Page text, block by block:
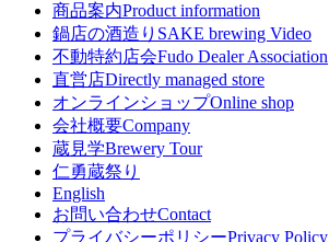
商品案内Product information
鍋店の酒造り SAKE brewing Video
不動特約店会Fudo Dealer Association
直営店Directly managed store
オンラインショップOnline shop
会社概要Company
蔵見学Brewery Tour
仁勇蔵祭り
English
お問い合わせContact
プライバシーポリシーPrivacy Policy